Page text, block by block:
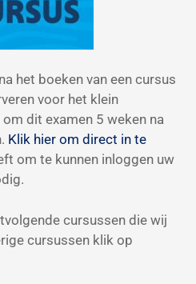
het boeken van een cursus
voor het klein
dit examen 5 weken na
Klik hier om direct in te
om te kunnen inloggen uw
cursussen die wij
cursussen klik op